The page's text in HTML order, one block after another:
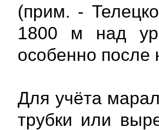
(прим. -
1800 м над
особенно после
Для учёта
трубки или